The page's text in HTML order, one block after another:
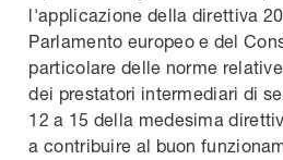
l'applicazione della direttiva
Parlamento europeo e del
particolare delle norme
dei prestatori intermediari di
12 a 15 della medesima
a contribuire al buon